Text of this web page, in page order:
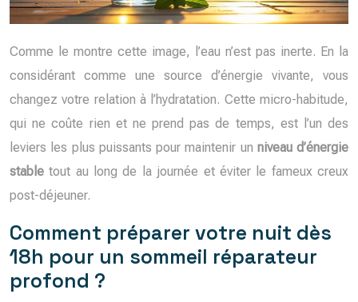
Comme le montre cette image, l’eau n’est pas inerte. En la
considérant comme une source d’énergie vivante, vous
changez votre relation à l’hydratation. Cette micro-habitude,
qui ne coûte rien et ne prend pas de temps, est l’un des
leviers les plus puissants pour maintenir un niveau d’énergie
stable tout au long de la journée et éviter le fameux creux
post-déjeuner.
Comment préparer votre nuit dès
18h pour un sommeil réparateur
profond ?